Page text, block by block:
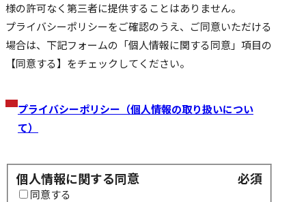
様の許可なく第三者に提供することはありません。
プライバシーポリシーをご確認のうえ、ご同意いただける
場合は、下記フォームの「個人情報に関する同意」項目の
【同意する】をチェックしてください。
プライバシーポリシー（個人情報の取り扱いについ
て）
個人情報に関する同意
個人情報に関する同意 必須
同意する